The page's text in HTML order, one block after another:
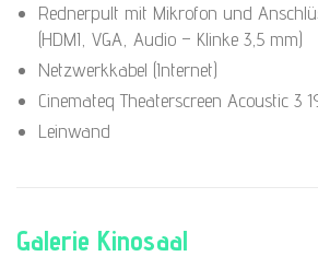
Rednerpult mit Mikrofon und
(HDMI, VGA, Audio – Klinke 3,5 mm)
Netzwerkkabel (Internet)
Cinemateq Theaterscreen Acoustic 3
Leinwand
Galerie Kinosaal